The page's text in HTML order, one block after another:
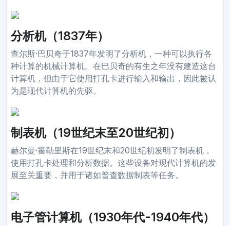
分析机（1837年）
查尔斯·巴贝奇于1837年发明了分析机，一种可以执行各
种计算的机械计算机。在巴贝奇的有生之年没有建造这台
计算机，但由于它使用打孔卡进行输入和输出，因此被认
为是现代计算机的先驱。
制表机（19世纪末至20世纪初）
赫尔曼·霍勒里斯在19世纪末和20世纪初发明了制表机，
使用打孔卡处理和分析数据。这些设备对现代计算机的发
展至关重要，并用于诸如普查数据制表等任务。
电子管计算机（1930年代-1940年代）